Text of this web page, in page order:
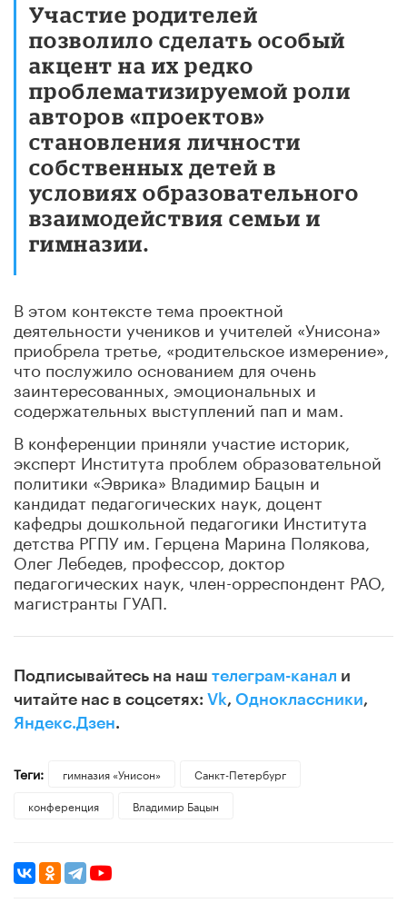
Участие родителей
позволило сделать особый
акцент на их редко
проблематизируемой роли
авторов «проектов»
становления личности
собственных детей в
условиях образовательного
взаимодействия семьи и
гимназии.
В этом контексте тема проектной
деятельности учеников и учителей «Унисона»
приобрела третье, «родительское измерение»,
что послужило основанием для очень
заинтересованных, эмоциональных и
содержательных выступлений пап и мам.
В конференции приняли участие историк,
эксперт Института проблем образовательной
политики «Эврика» Владимир Бацын и
кандидат педагогических наук, доцент
кафедры дошкольной педагогики Института
детства РГПУ им. Герцена Марина Полякова,
Олег Лебедев, профессор, доктор
педагогических наук, член-орреспондент РАО,
магистранты ГУАП.
Подписывайтесь на наш телеграм-канал и
читайте нас в соцсетях: Vk, Одноклассники,
Яндекс.Дзен.
Теги: гимназия «Унисон»
Санкт-Петербург
конференция
Владимир Бацын